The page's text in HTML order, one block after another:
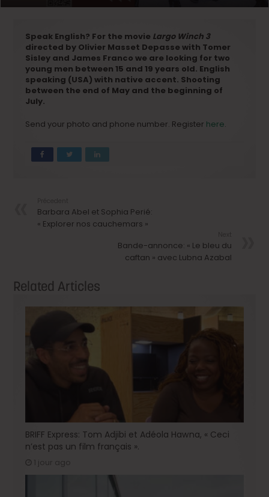
Speak English? For the movie Largo Winch 3
directed by Olivier Masset Depasse with Tomer
Sisley and James Franco we are looking for two
young men between 15 and 19 years old. English
speaking (USA) with native accent. Shooting
between the end of May and the beginning of
July.
Send your photo and phone number. Register here.
Barbara Abel et Sophia Perié:
« Explorer nos cauchemars »
Bande-annonce: « Le bleu du
caftan » avec Lubna Azabal
Related Articles
BRIFF Express: Tom Adjibi et Adéola Hawna, « Ceci
n’est pas un film français ».
1 jour ago